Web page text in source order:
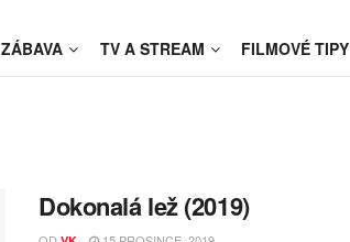
ZÁBAVA TV A STREAM FILMOVÉ TIPY
Dokonalá lež (2019)